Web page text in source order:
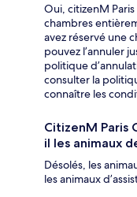
Oui, citizenM
chambres
avez réservé une
pouvez l’annuler
politique
consulter la
connaître les
CitizenM Paris
il les animaux
Désolés, les
les animaux